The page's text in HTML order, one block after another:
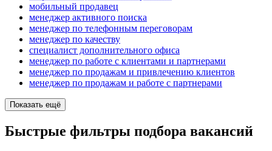
мобильный продавец
менеджер активного поиска
менеджер по телефонным переговорам
менеджер по качеству
специалист дополнительного офиса
менеджер по работе с клиентами и партнерами
менеджер по продажам и привлечению клиентов
менеджер по продажам и работе с партнерами
Показать ещё
Быстрые фильтры подбора вакансий